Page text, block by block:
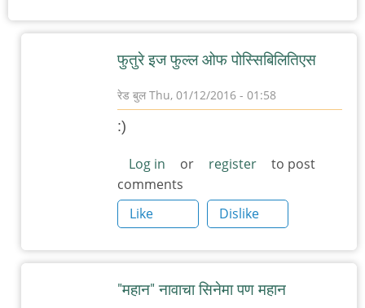
फुतुरे इज फुल्ल ओफ पोस्सिबिलितिएस
रेड बुल Thu, 01/12/2016 - 01:58
reply
Force
2
नावाचा
एक
by
:)
Log in or register
to post
comments
Like
Dislike
"महान" नावाचा सिनेमा पण महान